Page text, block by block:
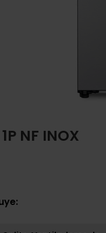
NF INOX